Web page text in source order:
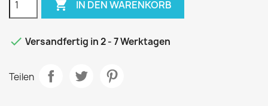
 IN DEN WARENKORB
 Versandfertig in 2 - 7 Werktagen
Teilen